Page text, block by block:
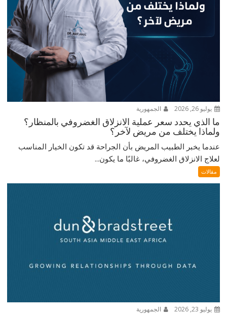
يوليو 26, 2026 الجمهورية
ما الذي يحدد سعر عملية الانزلاق الغضروفي بالمنظار؟
ولماذا يختلف من مريض لآخر؟
عندما يخبر الطبيب المريض بأن الجراحة قد تكون الخيار المناسب
لعلاج الانزلاق الغضروفي، غالبًا ما يكون...
مقالات
يوليو 23, 2026 الجمهورية